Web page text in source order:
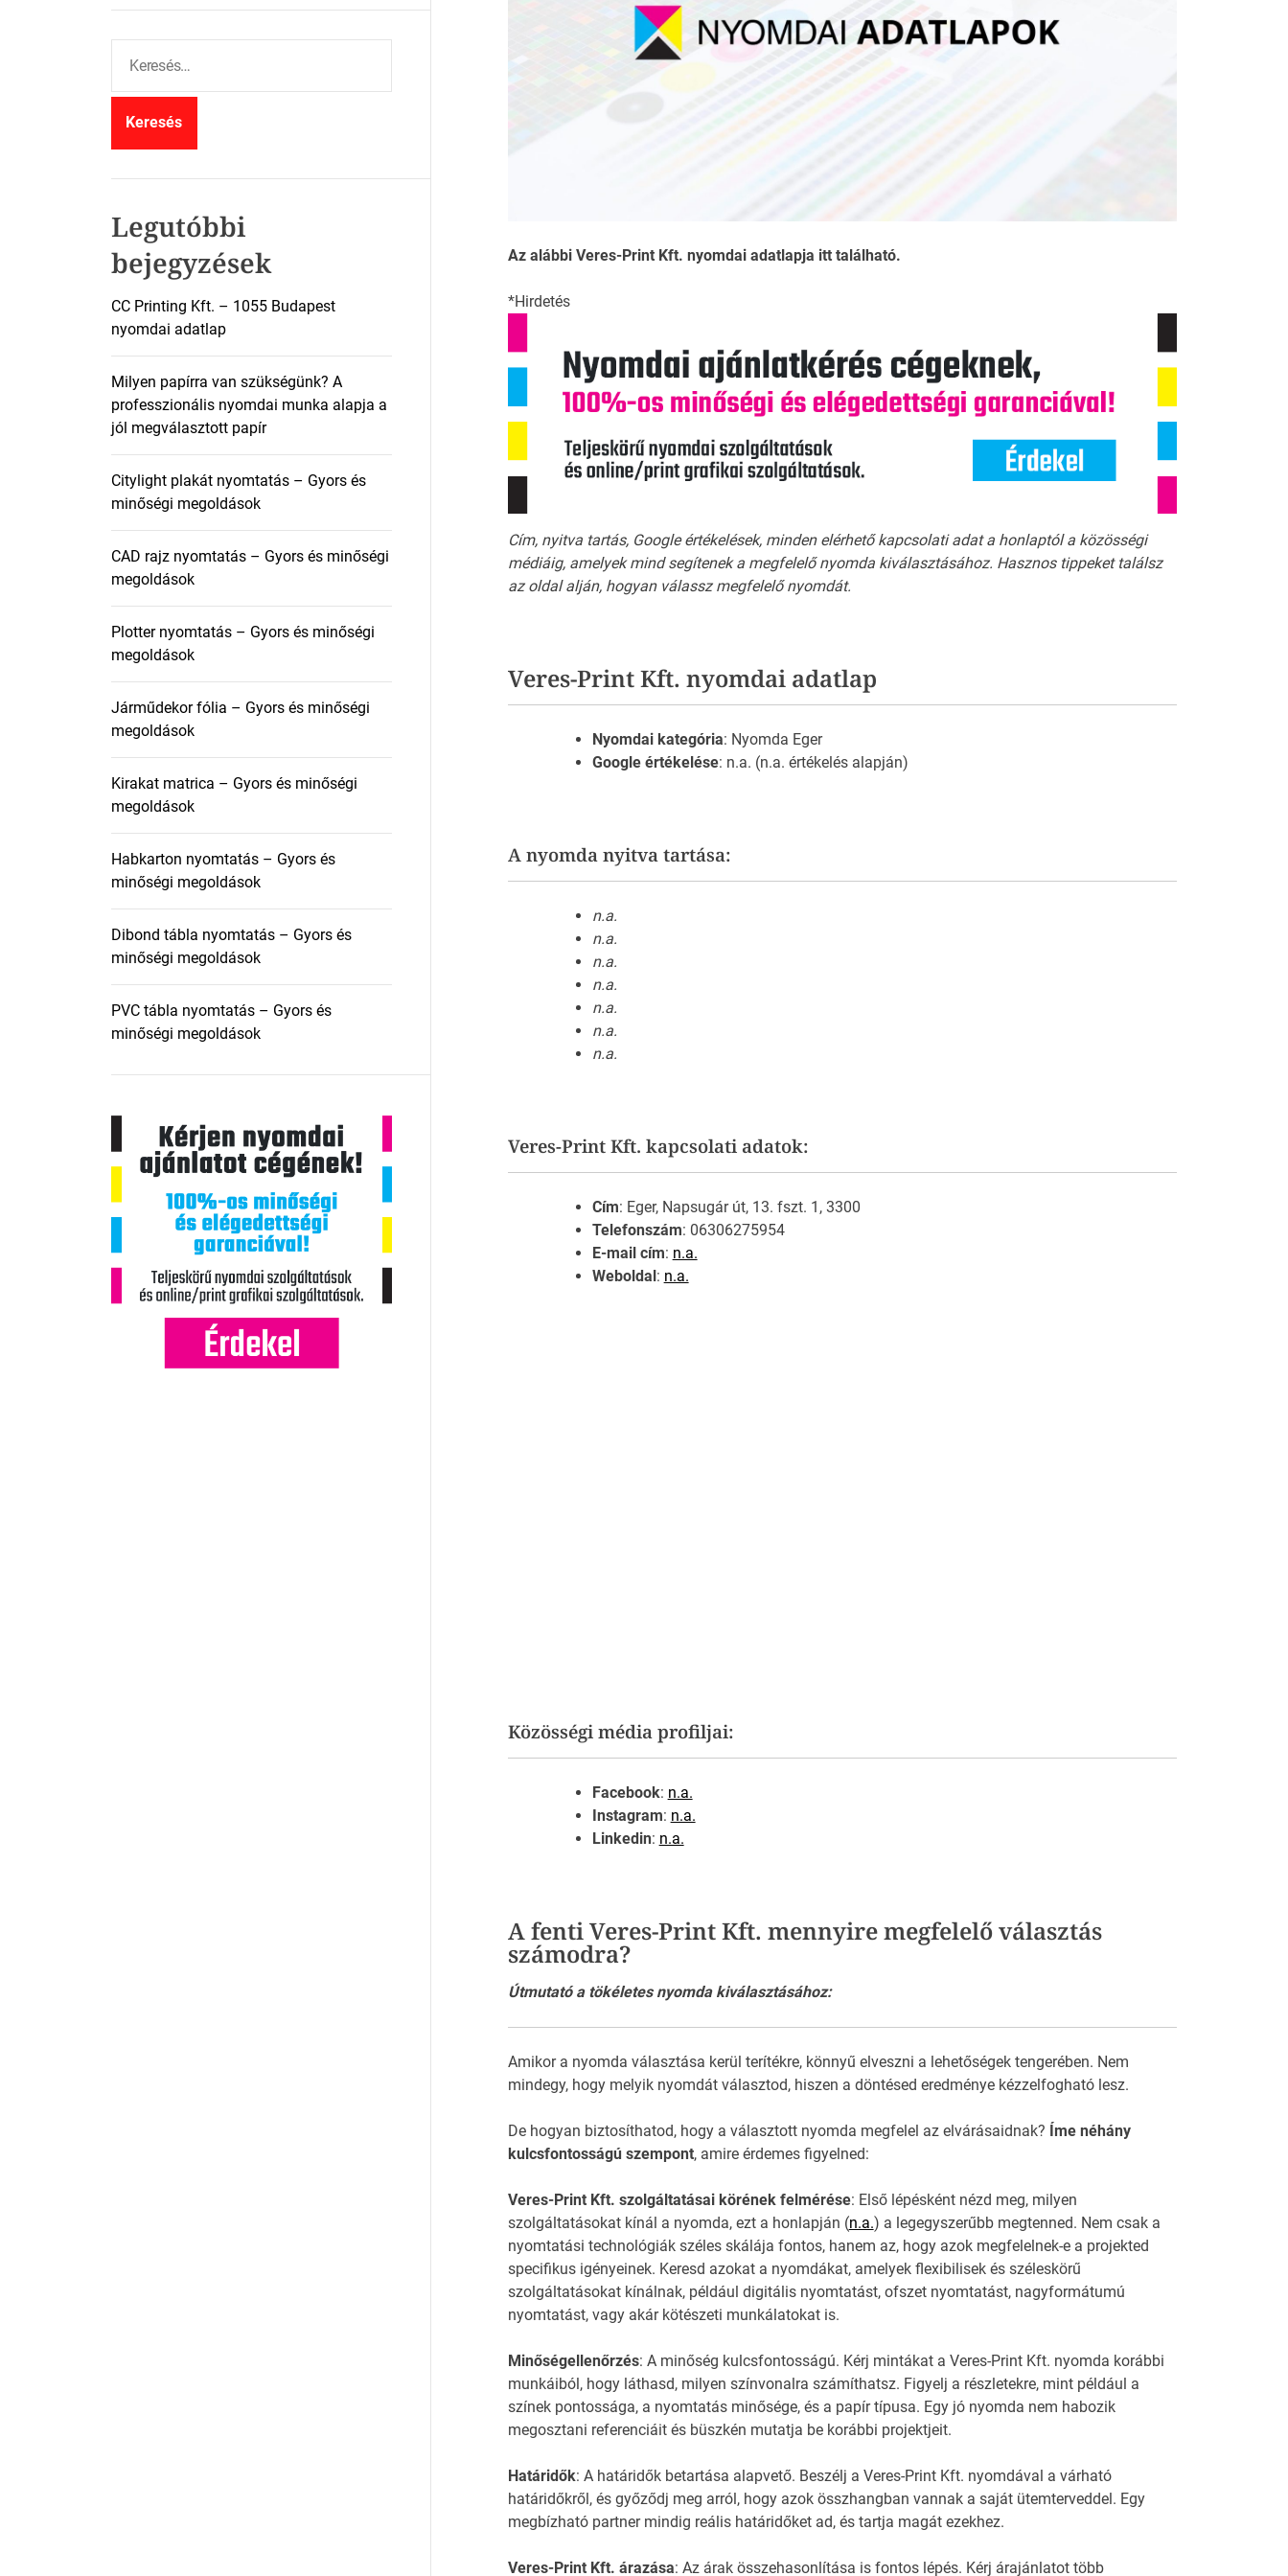
Az alábbi Veres-Print Kft. nyomdai adatlapja itt található.
*Hirdetés
Cím, nyitva tartás, Google értékelések, minden elérhető kapcsolati adat a honlaptól a közösségi
médiáig, amelyek mind segítenek a megfelelő nyomda kiválasztásához. Hasznos tippeket találsz
az oldal alján, hogyan válassz megfelelő nyomdát.
Veres-Print Kft. nyomdai adatlap
Nyomdai kategória: Nyomda Eger
Google értékelése: n.a. (n.a. értékelés alapján)
A nyomda nyitva tartása:
n.a.
n.a.
n.a.
n.a.
n.a.
n.a.
n.a.
Veres-Print Kft. kapcsolati adatok:
Cím: Eger, Napsugár út, 13. fszt. 1, 3300
Telefonszám: 06306275954
E-mail cím: n.a.
Weboldal: n.a.
Közösségi média profiljai:
Facebook: n.a.
Instagram: n.a.
Linkedin: n.a.
A fenti Veres-Print Kft. mennyire megfelelő választás
számodra?
Útmutató a tökéletes nyomda kiválasztásához:
Amikor a nyomda választása kerül terítékre, könnyű elveszni a lehetőségek tengerében. Nem
mindegy, hogy melyik nyomdát választod, hiszen a döntésed eredménye kézzelfogható lesz.
De hogyan biztosíthatod, hogy a választott nyomda megfelel az elvárásaidnak? Íme néhány
kulcsfontosságú szempont, amire érdemes figyelned:
Veres-Print Kft. szolgáltatásai körének felmérése: Első lépésként nézd meg, milyen
szolgáltatásokat kínál a nyomda, ezt a honlapján (n.a.) a legegyszerűbb megtenned. Nem csak a
nyomtatási technológiák széles skálája fontos, hanem az, hogy azok megfelelnek-e a projekted
specifikus igényeinek. Keresd azokat a nyomdákat, amelyek flexibilisek és széleskörű
szolgáltatásokat kínálnak, például digitális nyomtatást, ofszet nyomtatást, nagyformátumú
nyomtatást, vagy akár kötészeti munkálatokat is.
Minőségellenőrzés: A minőség kulcsfontosságú. Kérj mintákat a Veres-Print Kft. nyomda korábbi
munkáiból, hogy láthasd, milyen színvonalra számíthatsz. Figyelj a részletekre, mint például a
színek pontossága, a nyomtatás minősége, és a papír típusa. Egy jó nyomda nem habozik
megosztani referenciáit és büszkén mutatja be korábbi projektjeit.
Határidők: A határidők betartása alapvető. Beszélj a Veres-Print Kft. nyomdával a várható
határidőkről, és győződj meg arról, hogy azok összhangban vannak a saját ütemterveddel. Egy
megbízható partner mindig reális határidőket ad, és tartja magát ezekhez.
Veres-Print Kft. árazása: Az árak összehasonlítása is fontos lépés. Kérj árajánlatot több
r
Legutóbbi
bejegyzések
CC Printing Kft. – 1055 Budapest
nyomdai adatlap
Milyen papírra van szükségünk? A
professzionális nyomdai munka alapja a
jól megválasztott papír
Citylight plakát nyomtatás – Gyors és
minőségi megoldások
CAD rajz nyomtatás – Gyors és minőségi
megoldások
Plotter nyomtatás – Gyors és minőségi
megoldások
Járműdekor fólia – Gyors és minőségi
megoldások
Kirakat matrica – Gyors és minőségi
megoldások
Habkarton nyomtatás – Gyors és
minőségi megoldások
Dibond tábla nyomtatás – Gyors és
minőségi megoldások
PVC tábla nyomtatás – Gyors és
minőségi megoldások